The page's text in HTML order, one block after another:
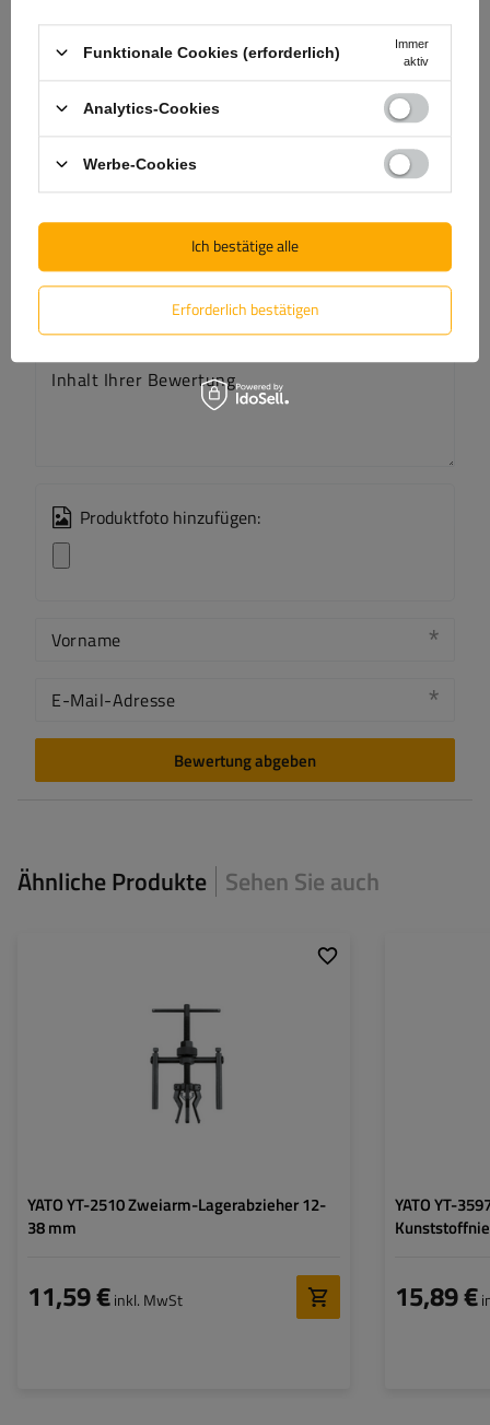
Bewertung schreiben
Ihre Bewertung:
Inhalt Ihrer Bewertung
Produktfoto hinzufügen:
Vorname
E-Mail-Adresse
Bewertung abgeben
Ähnliche Produkte Sehen Sie auch
YATO YT-2510 Zweiarm-Lagerabzieher 12-
38 mm
11,59 €inkl. MwSt
YATO YT-
15,89 €
Funktionale Cookies (erforderlich)
Immer
aktiv
Analytics-Cookies
Werbe-Cookies
Erforderlich bestätigen
Ich bestätige alle